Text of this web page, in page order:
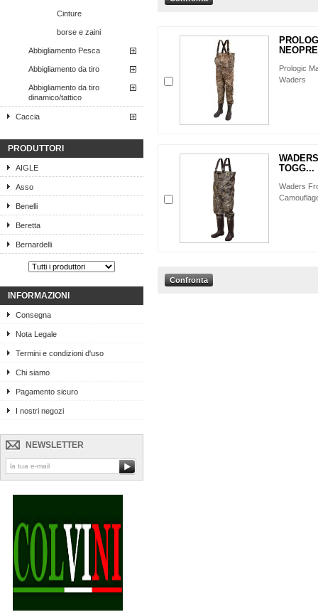
Cinture
borse e zaini
Abbigliamento Pesca
Abbigliamento da tiro
Abbigliamento da tiro
dinamico/tattico
Caccia
PRODUTTORI
AIGLE
Asso
Benelli
Beretta
Bernardelli
INFORMAZIONI
Consegna
Nota Legale
Termini e condizioni d'uso
Chi siamo
Pagamento sicuro
I nostri negozi
NEWSLETTER
Prologic
Waders
TOGG...
Waders